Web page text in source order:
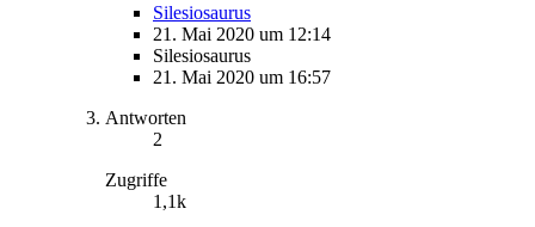
Silesiosaurus
21. Mai 2020 um 12:14
Silesiosaurus
21. Mai 2020 um 16:57
Antworten
2
Zugriffe
1,1k